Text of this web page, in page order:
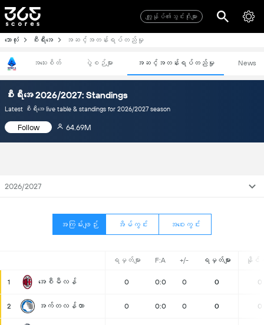
ကျွုန်ုပ်၏သွင်းဂိုးများ
ဘောလုံး စီးရီးအေ အဆင့်အတန်းရပ်တည်မှု
အသေးစိတ် ပွဲစဉ်များ အဆင့်အတန်းရပ်တည်မှု News
စီးရီးအေ 2026/2027: Standings
Latest စီးရီးအေ live table & standings for 2026/2027 season
Follow 64.69M
2026/2027
အကြမ်းဖျဉ်း အိမ်ကွင်း အဝေးကွင်း
ရမှတ်များ F:A +/- ရမှတ်များ နိုင်ပွဲ
1 အေစီမီလန် 0 0:0 0 0 0
2 အက်တလန်တာ 0 0:0 0 0 0